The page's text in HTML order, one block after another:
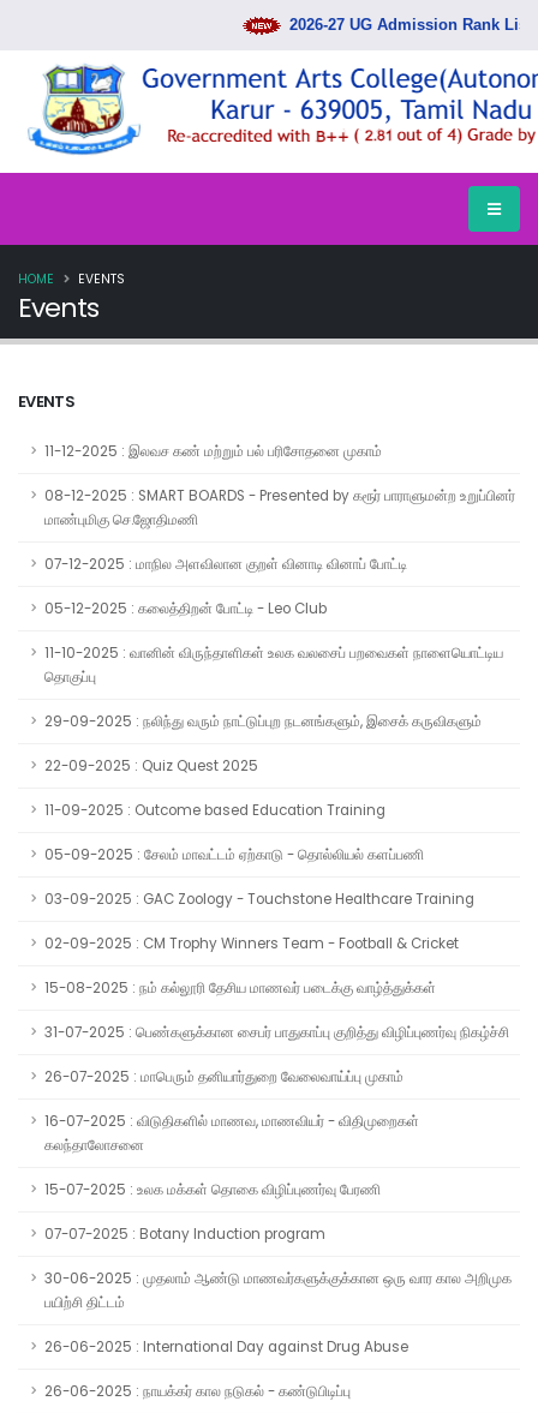
2026-27 UG Admission Rank List
Events
HOME EVENTS
EVENTS
11-12-2025 : இலவச கண் மற்றும் பல் பரிசோதனை முகாம்
08-12-2025 : SMART BOARDS - Presented by கரூர் பாராளுமன்ற உறுப்பினர்
மாண்புமிகு செ.ஜோதிமணி
07-12-2025 : மாநில அளவிலான குறள் வினாடி வினாப் போட்டி
05-12-2025 : கலைத்திறன் போட்டி - Leo Club
11-10-2025 : வானின் விருந்தாளிகள் உலக வலசைப் பறவைகள் நாளையொட்டிய
தொகுப்பு
29-09-2025 : நலிந்து வரும் நாட்டுப்புற நடனங்களும், இசைக் கருவிகளும்
22-09-2025 : Quiz Quest 2025
11-09-2025 : Outcome based Education Training
05-09-2025 : சேலம் மாவட்டம் ஏற்காடு - தொல்லியல் களப்பணி
03-09-2025 : GAC Zoology - Touchstone Healthcare Training
02-09-2025 : CM Trophy Winners Team - Football & Cricket
15-08-2025 : நம் கல்லூரி தேசிய மாணவர் படைக்கு வாழ்த்துக்கள்
31-07-2025 : பெண்களுக்கான சைபர் பாதுகாப்பு குறித்து விழிப்புணர்வு நிகழ்ச்சி
26-07-2025 : மாபெரும் தனியார்துறை வேலைவாய்ப்பு முகாம்
16-07-2025 : விடுதிகளில் மாணவ, மாணவியர் - விதிமுறைகள்
கலந்தாலோசனை
15-07-2025 : உலக மக்கள் தொகை விழிப்புணர்வு பேரணி
07-07-2025 : Botany Induction program
30-06-2025 : முதலாம் ஆண்டு மாணவர்களுக்குக்கான ஒரு வார கால அறிமுக
பயிற்சி திட்டம்
26-06-2025 : International Day against Drug Abuse
26-06-2025 : நாயக்கர் கால நடுகல் - கண்டுபிடிப்பு